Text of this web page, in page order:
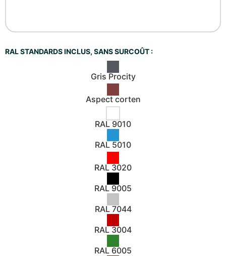
RAL STANDARDS INCLUS, SANS SURCOÛT :
Gris Procity
Aspect corten
RAL 9010
RAL 5010
RAL 3020
RAL 9005
RAL 7044
RAL 3004
RAL 6005